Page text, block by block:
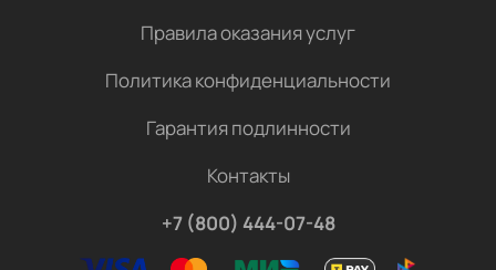
Правила оказания услуг
Политика конфиденциальности
Гарантия подлинности
Контакты
+7 (800) 444-07-48